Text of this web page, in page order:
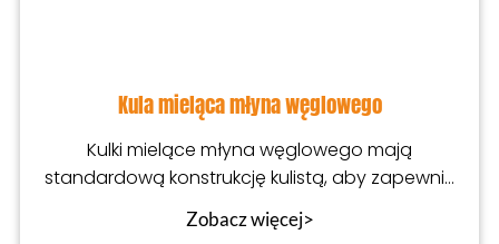
Kula mieląca młyna węglowego
Kulki mielące młyna węglowego mają
standardową konstrukcję kulistą, aby zapewnić
jednolitą siłę i stabilną pracę
Zobacz więcej>